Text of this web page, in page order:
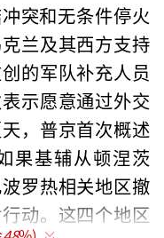
突和无条件停火
兰及其西方支持
的军队补充人员
示愿意通过外交
，普京首次概述
果基辅从顿涅茨
罗热相关地区撤
动。这四个地区